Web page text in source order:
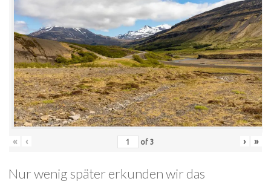
« ‹ of 3 › »
Nur wenig später erkunden wir das